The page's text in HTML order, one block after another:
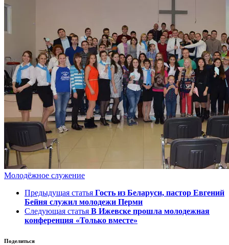
Молодёжное служение
Предыдущая статья Гость из Беларуси, пастор Евгений
Бейня служил молодежи Перми
Следующая статья В Ижевске прошла молодежная
конференция «Только вместе»
Поделиться